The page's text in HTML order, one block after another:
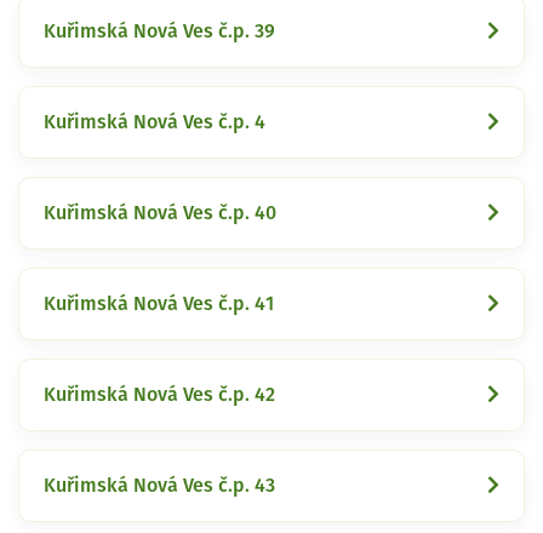
Kuřimská Nová Ves č.p. 39
Kuřimská Nová Ves č.p. 4
Kuřimská Nová Ves č.p. 40
Kuřimská Nová Ves č.p. 41
Kuřimská Nová Ves č.p. 42
Kuřimská Nová Ves č.p. 43